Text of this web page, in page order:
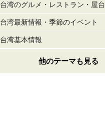
台湾のグルメ・レストラン・屋台
台湾最新情報・季節のイベント
台湾基本情報
他のテーマも見る